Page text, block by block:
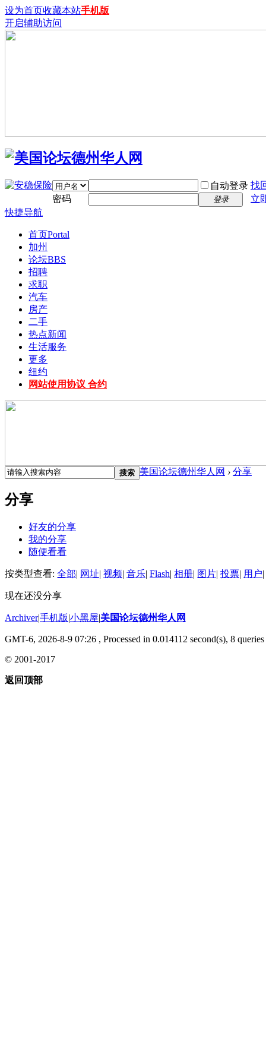
设为首页收藏本站手机版
开启辅助访问
自动登录 找
密码
登录
立
快捷导航
首页Portal
加州
论坛BBS
招聘
求职
汽车
房产
二手
热点新闻
生活服务
更多
纽约
网站使用协议 合约
搜索 美国论坛德州华人网 › 分享
分享
好友的分享
我的分享
随便看看
按类型查看: 全部| 网址| 视频| 音乐| Flash| 相册| 图片| 投票| 用户|
现在还没分享
Archiver|手机版|小黑屋|美国论坛德州华人网
GMT-6, 2026-8-9 07:26 , Processed in 0.014112 second(s), 8 queries
© 2001-2017
返回顶部